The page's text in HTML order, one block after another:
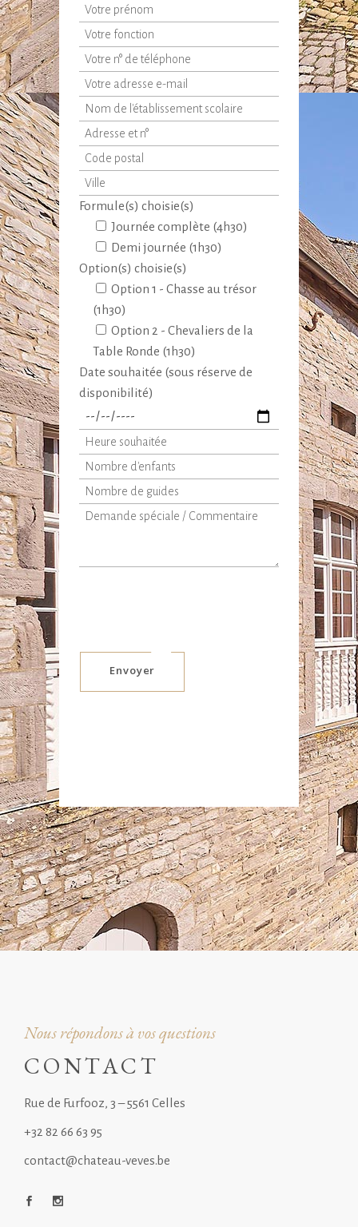
Formule(s) choisie(s)
Journée complète (4h30)
Demi journée (1h30)
Option(s) choisie(s)
Option 1 - Chasse au trésor
(1h30)
Option 2 - Chevaliers de la
Table Ronde (1h30)
Date souhaitée (sous réserve de
disponibilité)
Envoyer
Nous répondons à vos questions
CONTACT
Rue de Furfooz, 3 – 5561 Celles
+32 82 66 63 95
contact@chateau-veves.be